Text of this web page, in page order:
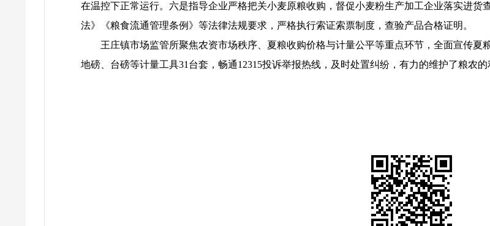
在温控下正常运行。六是指导企业严格把关小麦原粮收购，督促小麦粉生产加工企业落实进
法》《粮食流通管理条例》等法律法规要求，严格执行索证索票制度，查验产品合格证明。
王庄镇市场监管所聚焦农资市场秩序、夏粮收购价格与计量公平等重点环节，全面宣传夏
地磅、台磅等计量工具31台套，畅通12315投诉举报热线，及时处置纠纷，有力的维护了粮农的